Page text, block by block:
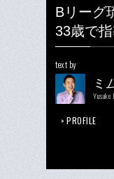
Bリーグ
33歳で
text by
ミ
Yusuke
PROFILE